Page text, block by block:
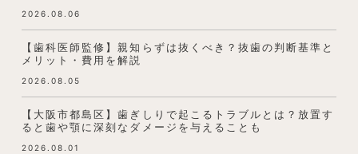
2026.08.06
【歯科医師監修】親知らずは抜くべき？抜歯の判断基準と
メリット・費用を解説
2026.08.05
【大阪市都島区】歯ぎしりで起こるトラブルとは？放置す
ると歯や顎に深刻なダメージを与えることも
2026.08.01